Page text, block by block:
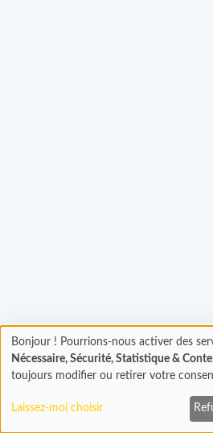
Chargement
En cours...
Bonjour ! Pourrions-nous activer des
Nécessaire, Sécurité, Statistique &
toujours modifier ou retirer votre
Laissez-moi choisir